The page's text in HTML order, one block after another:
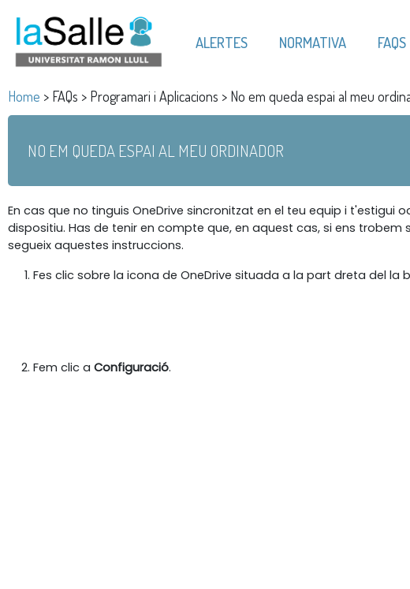
ALERTES NORMATIVA FAQS
Home > FAQs > Programari i Aplicacions > No em queda espai al meu
NO EM QUEDA ESPAI AL MEU ORDINADOR
En cas que no tinguis OneDrive sincronitzat en el teu equip i
dispositiu. Has de tenir en compte que, en aquest cas, si ens
segueix aquestes instruccions.
Fes clic sobre la icona de OneDrive situada a la part dreta del la
Fem clic a Configuració.